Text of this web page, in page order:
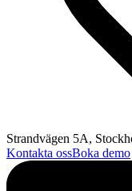
Strandvägen 5A,
Kontakta ossBoka demo